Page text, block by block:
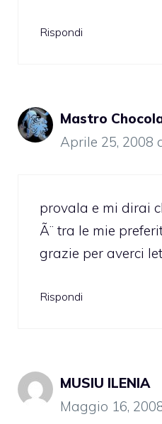
Rispondi
Mastro
Aprile 25, 2008
provala e mi dirai
Ã¨ tra le mie
grazie per averci
Rispondi
MUSIU ILENIA
Maggio 16,